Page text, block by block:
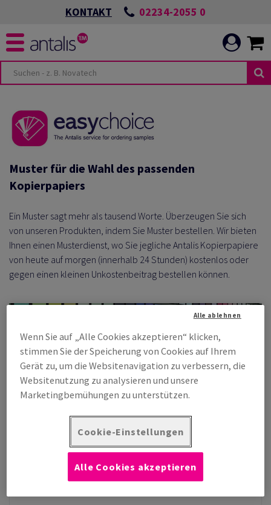
KONTAKT 02234-2055 0
Muster für die Wahl des passenden
Kopierpapiers
Ein Muster sagt mehr als tausend Worte. Überzeugen Sie sich
von unseren Produkten, indem Sie Muster bestellen. Wir bieten
Ihnen einen Musterdienst, wo Sie jegliche Antalis Kopierpapiere
von heute auf morgen (innerhalb 24 Stunden) kostenlos oder
gegen einen kleinen Unkostenbeitrag bestellen können.
Wenn Sie auf „Alle Cookies akzeptieren“ klicken,
stimmen Sie der Speicherung von Cookies auf Ihrem
Gerät zu, um die Websitenavigation zu verbessern, die
Websitenutzung zu analysieren und unsere
Marketingbemühungen zu unterstützen.
Cookie-Einstellungen
Alle ablehnen
Alle Cookies akzeptieren